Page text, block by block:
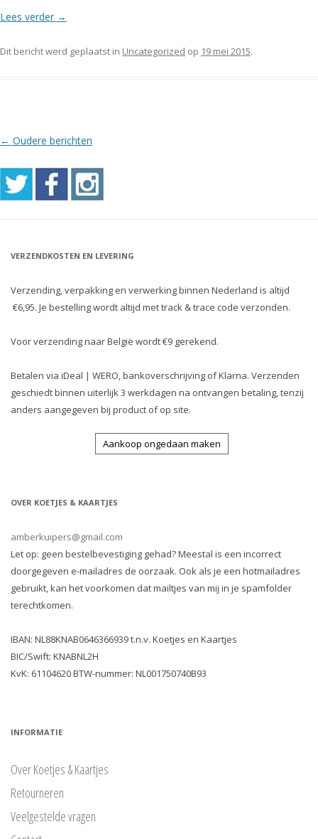
Lees verder →
Dit bericht werd geplaatst in Uncategorized op 19 mei 2015.
Berichtnavigatie
← Oudere berichten
VERZENDKOSTEN EN LEVERING
Verzending, verpakking en verwerking binnen Nederland is altijd
€6,95. Je bestelling wordt altijd met track & trace code verzonden.
Voor verzending naar België wordt €9 gerekend.
Betalen via iDeal | WERO, bankoverschrijving of Klarna. Verzenden
geschiedt binnen uiterlijk 3 werkdagen na ontvangen betaling, tenzij
anders aangegeven bij product of op site.
Aankoop ongedaan maken
OVER KOETJES & KAARTJES
amberkuipers@gmail.com
Let op: geen bestelbevestiging gehad? Meestal is een incorrect
doorgegeven e-mailadres de oorzaak. Ook als je een hotmailadres
gebruikt, kan het voorkomen dat mailtjes van mij in je spamfolder
terechtkomen.
IBAN: NL88KNAB0646366939 t.n.v. Koetjes en Kaartjes
BIC/Swift: KNABNL2H
KvK: 61104620 BTW-nummer: NL001750740B93
INFORMATIE
Over Koetjes & Kaartjes
Retourneren
Veelgestelde vragen